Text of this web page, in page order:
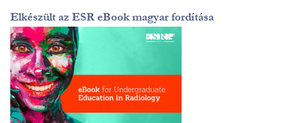
Elkészült az ESR eBook magyar fordítása